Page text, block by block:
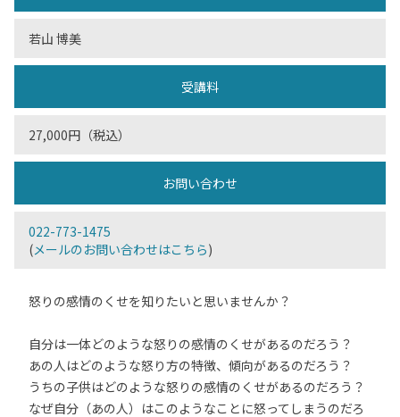
若山 博美
受講料
27,000円（税込）
お問い合わせ
022-773-1475
(メールのお問い合わせはこちら)
怒りの感情のくせを知りたいと思いませんか？
自分は一体どのような怒りの感情のくせがあるのだろう？
あの人はどのような怒り方の特徴、傾向があるのだろう？
うちの子供はどのような怒りの感情のくせがあるのだろう？
なぜ自分（あの人）はこのようなことに怒ってしまうのだろ